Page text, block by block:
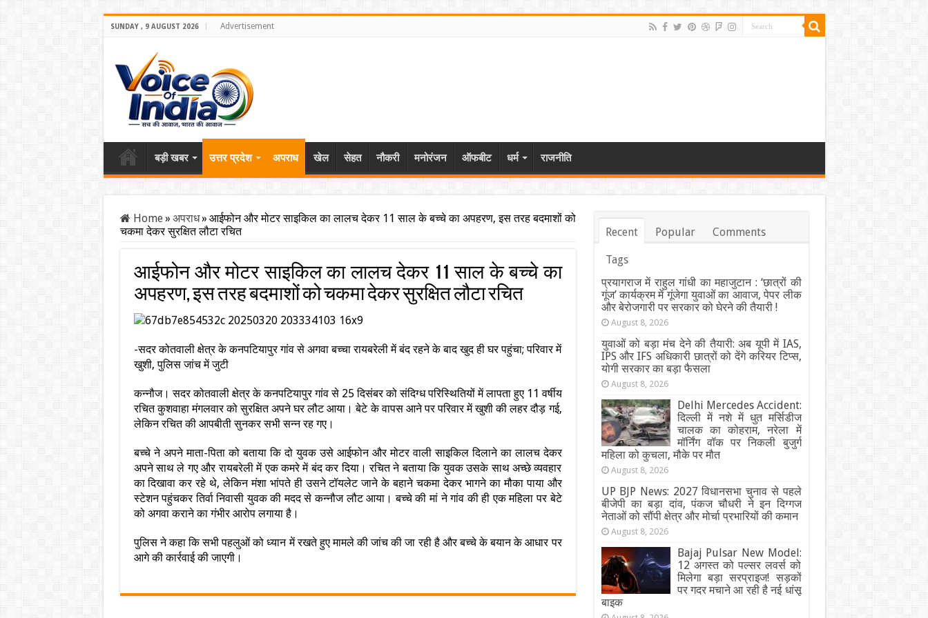
SUNDAY , 9 AUGUST 2026 Advertisement
बड़ी खबर उत्तर प्रदेश अपराध खेल सेहत नौकरी मनोरंजन ऑफबीट धर्म राजनीति
Home» अपराध» आईफोन और मोटर साइकिल का लालच देकर 11 साल के बच्चे का अपहरण, इस तरह बदमाशों को
चकमा देकर सुरक्षित लौटा रचित
आईफोन और मोटर साइकिल का लालच देकर 11 साल के बच्चे का
अपहरण, इस तरह बदमाशों को चकमा देकर सुरक्षित लौटा रचित
-सदर कोतवाली क्षेत्र के कनपटियापुर गांव से अगवा बच्चा रायबरेली में बंद रहने के बाद खुद ही घर पहुंचा; परिवार में
खुशी, पुलिस जांच में जुटी
कन्नौज। सदर कोतवाली क्षेत्र के कनपटियापुर गांव से 25 दिसंबर को संदिग्ध परिस्थितियों में लापता हुए 11 वर्षीय
रचित कुशवाहा मंगलवार को सुरक्षित अपने घर लौट आया। बेटे के वापस आने पर परिवार में खुशी की लहर दौड़ गई,
लेकिन रचित की आपबीती सुनकर सभी सन्न रह गए।
बच्चे ने अपने माता-पिता को बताया कि दो युवक उसे आईफोन और मोटर वाली साइकिल दिलाने का लालच देकर
अपने साथ ले गए और रायबरेली में एक कमरे में बंद कर दिया। रचित ने बताया कि युवक उसके साथ अच्छे व्यवहार
का दिखावा कर रहे थे, लेकिन मंशा भांपते ही उसने टॉयलेट जाने के बहाने चकमा देकर भागने का मौका पाया और
स्टेशन पहुंचकर तिर्वा निवासी युवक की मदद से कन्नौज लौट आया। बच्चे की मां ने गांव की ही एक महिला पर बेटे
को अगवा कराने का गंभीर आरोप लगाया है।
पुलिस ने कहा कि सभी पहलुओं को ध्यान में रखते हुए मामले की जांच की जा रही है और बच्चे के बयान के आधार पर
आगे की कार्रवाई की जाएगी।
Recent Popular Comments
Tags
प्रयागराज में राहुल गांधी का महाजुटान : ‘छात्रों की
गूंज’ कार्यक्रम में गूंजेगा युवाओं का आवाज, पेपर लीक
और बेरोजगारी पर सरकार को घेरने की तैयारी !
August 8, 2026
युवाओं को बड़ा मंच देने की तैयारी: अब यूपी में IAS,
IPS और IFS अधिकारी छात्रों को देंगे करियर टिप्स,
योगी सरकार का बड़ा फैसला
August 8, 2026
Delhi Mercedes Accident:
दिल्ली में नशे में धुत मर्सिडीज
चालक का कोहराम, नरेला में
मॉर्निंग वॉक पर निकली बुजुर्ग
महिला को कुचला, मौके पर मौत
August 8, 2026
UP BJP News: 2027 विधानसभा चुनाव से पहले
बीजेपी का बड़ा दांव, पंकज चौधरी ने इन दिग्गज
नेताओं को सौंपी क्षेत्र और मोर्चा प्रभारियों की कमान
August 8, 2026
Bajaj Pulsar New Model:
12 अगस्त को पल्सर लवर्स को
मिलेगा बड़ा सरप्राइज! सड़कों
पर गदर मचाने आ रही है नई धांसू
बाइक